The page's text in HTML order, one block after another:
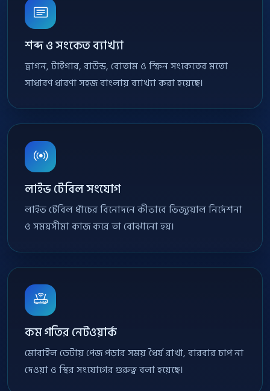
শব্দ ও সংকেত ব্যাখ্যা
ড্রাগন, টাইগার, রাউন্ড, বোতাম ও স্ক্রিন সংকেতের মতো
সাধারণ ধারণা সহজ বাংলায় ব্যাখ্যা করা হয়েছে।
লাইভ টেবিল সংযোগ
লাইভ টেবিল ধাঁচের বিনোদনে কীভাবে ভিজ্যুয়াল নির্দেশনা
ও সময়সীমা কাজ করে তা বোঝানো হয়।
কম গতির নেটওয়ার্ক
মোবাইল ডেটায় পেজ পড়ার সময় ধৈর্য রাখা, বারবার চাপ না
দেওয়া ও স্থির সংযোগের গুরুত্ব বলা হয়েছে।